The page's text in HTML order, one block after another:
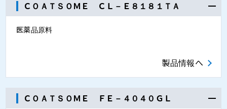
ＣＯＡＴＳＯＭＥ ＣＬ－Ｅ８１８１ＴＡ
医薬品原料
製品情報へ
ＣＯＡＴＳＯＭＥ ＦＥ－４０４０ＧＬ